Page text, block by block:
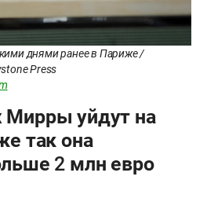
днями ранее в Париже /
Press
Мирры уйдут на
так она
2 млн евро